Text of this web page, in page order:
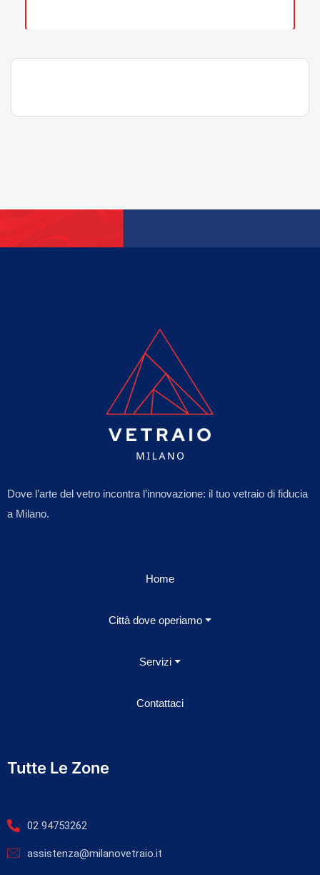
Dove l’arte del vetro incontra l’innovazione: il tuo vetraio di fiducia
a Milano.
Home
Città dove operiamo
Servizi
Contattaci
Tutte Le Zone
02 94753262
assistenza@milanovetraio.it